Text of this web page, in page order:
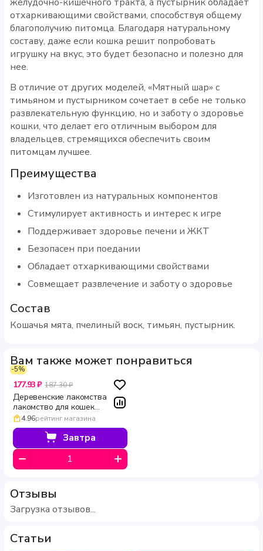
отхаркивающими свойствами, способствуя общему
благополучию питомца. Благодаря натуральному
составу, даже если кошка решит попробовать
игрушку на вкус, это будет безопасно и полезно для
нее.
В отличие от других моделей, «Мятный шар» с
тимьяном и пустырником сочетает в себе не только
развлекательную функцию, но и заботу о здоровье
кошки, что делает его отличным выбором для
владельцев, стремящихся обеспечить своим
питомцам лучшее.
Преимущества
Изготовлен из натуральных компонентов
Стимулирует активность и интерес к игре
Поддерживает здоровье печени и ЖКТ
Безопасен при поедании
Обладает отхаркивающими свойствами
Совмещает развлечение и заботу о здоровье
Состав
Кошачья мята, пчелиный воск, тимьян, пустырник.
Вам также может понравиться
-5%
177.93 ₽ 187.30 ₽
Деревенские лакомства
лакомство для кошек
Соломка утиная нежная 45 г
4.96рейтинг магазина
Завтра
Отзывы
Загрузка отзывов...
Статьи